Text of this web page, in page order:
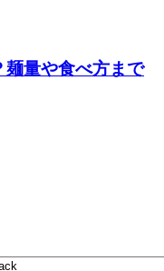
麺量や食べ方まで